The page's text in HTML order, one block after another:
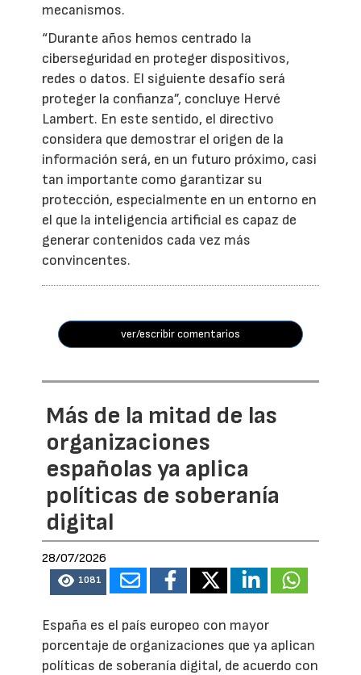
mecanismos.
“Durante años hemos centrado la
ciberseguridad en proteger dispositivos,
redes o datos. El siguiente desafío será
proteger la confianza”, concluye Hervé
Lambert. En este sentido, el directivo
considera que demostrar el origen de la
información será, en un futuro próximo, casi
tan importante como garantizar su
protección, especialmente en un entorno en
el que la inteligencia artificial es capaz de
generar contenidos cada vez más
convincentes.
ver/escribir comentarios
Más de la mitad de las
organizaciones
españolas ya aplica
políticas de soberanía
digital
28/07/2026
1081
España es el país europeo con mayor
porcentaje de organizaciones que ya aplican
políticas de soberanía digital, de acuerdo con